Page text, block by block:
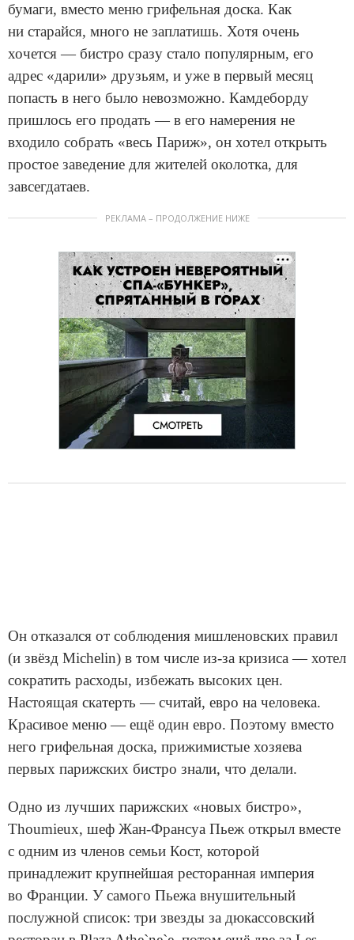
бумаги, вместо меню грифельная доска. Как
ни старайся, много не заплатишь. Хотя очень
хочется — бистро сразу стало популярным, его
адрес «дарили» друзьям, и уже в первый месяц
попасть в него было невозможно. Камдеборду
пришлось его продать — в его намерения не
входило собрать «весь Париж», он хотел открыть
простое заведение для жителей околотка, для
завсегдатаев.
РЕКЛАМА – ПРОДОЛЖЕНИЕ НИЖЕ
Он отказался от соблюдения мишленовских правил
(и звёзд Michelin) в том числе из-за кризиса — хотел
сократить расходы, избежать высоких цен.
Настоящая скатерть — считай, евро на человека.
Красивое меню — ещё один евро. Поэтому вместо
него грифельная доска, прижимистые хозяева
первых парижских бистро знали, что делали.
Одно из лучших парижских «новых бистро»,
Thoumieux, шеф Жан-Франсуа Пьеж открыл вместе
с одним из членов семьи Кост, которой
принадлежит крупнейшая ресторанная империя
во Франции. У самого Пьежа внушительный
послужной список: три звезды за дюкассовский